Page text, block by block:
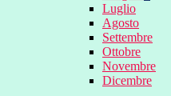
Luglio
Agosto
Settembre
Ottobre
Novembre
Dicembre